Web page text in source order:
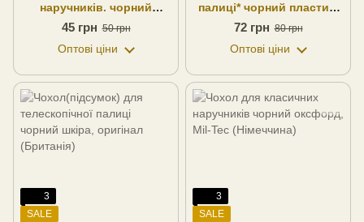
наручників. чорний
текстиль, оригінал
45 грн 50 грн
Оптові ціни
палиці* чорний пластик,
оригінал (США)
72 грн 80 грн
Оптові ціни
3
SALE
3
SALE